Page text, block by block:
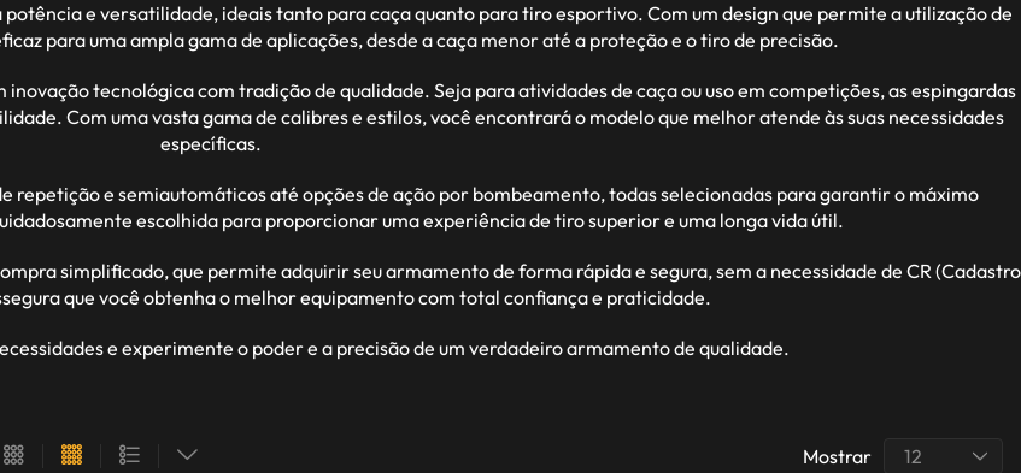
e versatilidade, ideais tanto para caça quanto para tiro esportivo. Com um design que permite a utilização de
para uma ampla gama de aplicações, desde a caça menor até a proteção e o tiro de precisão.
tecnológica com tradição de qualidade. Seja para atividades de caça ou uso em competições, as espingardas
Com uma vasta gama de calibres e estilos, você encontrará o modelo que melhor atende às suas necessidades
específicas.
repetição e semiautomáticos até opções de ação por bombeamento, todas selecionadas para garantir o máximo
escolhida para proporcionar uma experiência de tiro superior e uma longa vida útil.
simplificado, que permite adquirir seu armamento de forma rápida e segura, sem a necessidade de CR (Cadastro
que você obtenha o melhor equipamento com total confiança e praticidade.
e experimente o poder e a precisão de um verdadeiro armamento de qualidade.
Mostrar